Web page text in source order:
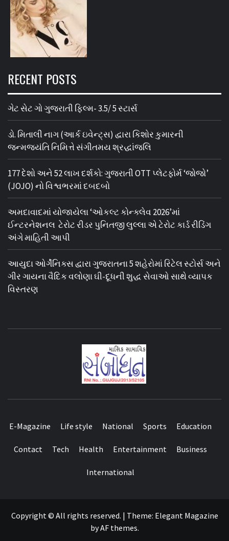
RECENT POSTS
ગેટ સેટ ગો ગુજરાતી ફિલ્મ- 3.5/ 5 સ્ટાર્સ
ડો. મિતાલી નાગ (આર્ક ઇવેન્ટ્સ) દ્વારા કિશોર કુમારની
જન્મજયંતિ નિમિત્તે સંગીતમય શ્રદ્ધાંજલિ
177 દેશો અને 52 લાખ દર્શકો: ગુજરાતી OTT પ્લેટફોર્મ ‘જોજો’
(JOJO) નો વિશ્વભરમાં દબદબો
અમદાવાદમાં યોજાયેલા ‘ઓકલ્ટ કોન્ક્લેવ 2026’માં
ઈન્ટરનેશનલ ટેરોટ રીડર પુનિતજી લુલ્લા એ ટેરોટ કાર્ડ રીડિંગ
અંગે માહિતી આપી
આયુદા ઓર્ગેનિક્સ દ્વારા ગુજરાતના 5 શહેરોમાં રિટેલ સ્ટોર્સ અને
ગીર ગાયના વૈદિક વલોણા ઘી-દૂધની શુદ્ધ સેવાઓ સાથે વ્યાપક
વિસ્તરણ
E-Magazine Life style National Sports Education
Contact Tech Health Entertainment Business
International
Copyright © All rights reserved. | Theme: Elegant Magazine
byAF themes.